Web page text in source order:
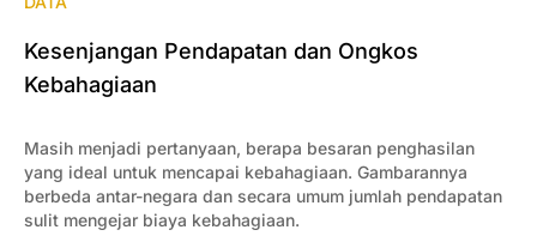
Kesenjangan Pendapatan dan Ongkos
Kebahagiaan
Masih menjadi pertanyaan, berapa besaran penghasilan
yang ideal untuk mencapai kebahagiaan. Gambarannya
berbeda antar-negara dan secara umum jumlah pendapatan
sulit mengejar biaya kebahagiaan.